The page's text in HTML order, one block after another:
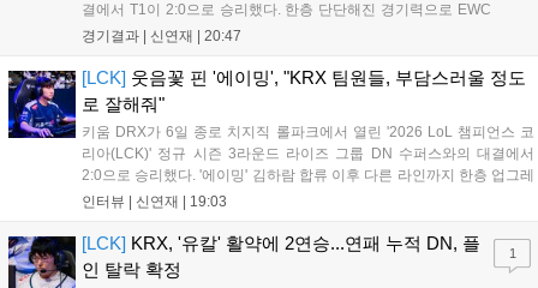
결에서 T1이 2:0으로 승리했다. 한층 단단해진 경기력으로 EWC
우승을 기점으로 파죽지세의 연승을 이어가던 디플러스 기아를
T1은 첫 드래곤을 두드렸...
경기결과 | 신연재 20:47
[LCK] 웃음꽃 핀 '에이밍', "KRX 팀원들, 부담스러울 정도
로 잘해줘"
키움 DRX가 6일 종로 치지직 롤파크에서 열린 '2026 LoL 챔피언스 코
리아(LCK)' 정규 시즌 3라운드 라이즈 그룹 DN 수퍼스와의 대결에서
2:0으로 승리했다. '에이밍' 김하람 합류 이후 다른 라인까지 한층 업그레
이드 된 경기력을 보여주며 기분 좋은 2연승을 달렸다. 경기 종료 후 기
인터뷰 | 신연재 19:03
[LCK] KRX, '유칼' 활약에 2연승...연패 누적 DN, 플
인 탈락 확정
1